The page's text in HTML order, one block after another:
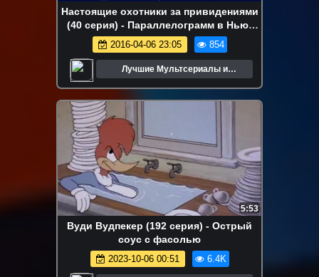
Настоящие охотники за привидениями
(40 серия) - Параллелограмм в Нью-
Джерси (Venkman's Ghost Repellers)
2016-04-06 23:05 854
Лучшие Мультсериалы и
Мультфильмы
5:53
Вуди Вудпекер (192 серия) - Острый
соус с фасолью
2023-10-06 00:51 6.4K